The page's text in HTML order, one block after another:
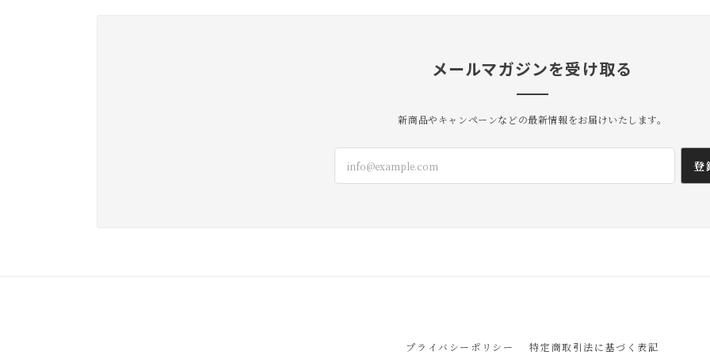
メールマガジンを受け取る
新商品やキャンペーンなどの最新情報をお届けいたします。
登
プライバシーポリシー 特定商取引法に基づく表記